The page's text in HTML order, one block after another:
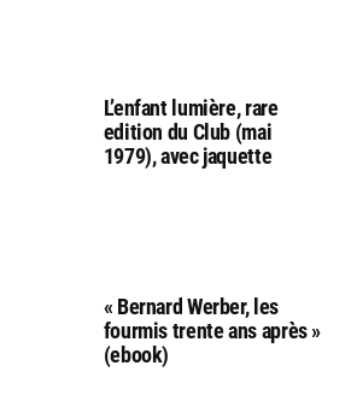
L’enfant lumière, rare
edition du Club (mai
1979), avec jaquette
« Bernard Werber, les
fourmis trente ans après »
(ebook)